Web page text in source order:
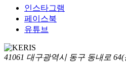
인스타그램
페이스북
유튜브
41061 대구광역시 동구 동내로